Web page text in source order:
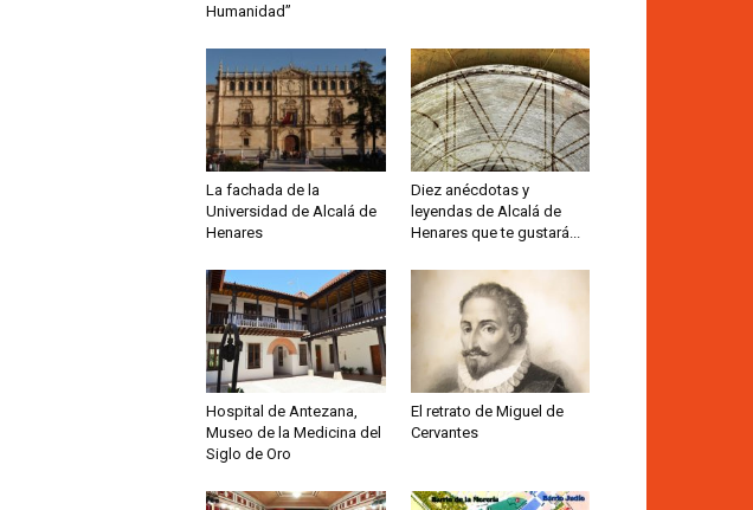
Humanidad”
La fachada de la
Universidad de Alcalá de
Henares
Diez anécdotas y
leyendas de Alcalá de
Henares que te gustará...
Hospital de Antezana,
Museo de la Medicina del
Siglo de Oro
El retrato de Miguel de
Cervantes